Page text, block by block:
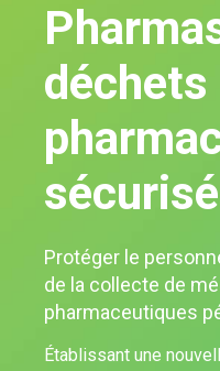
déchets
Protéger le
de la collecte de
pharmaceutiques
Établissant une